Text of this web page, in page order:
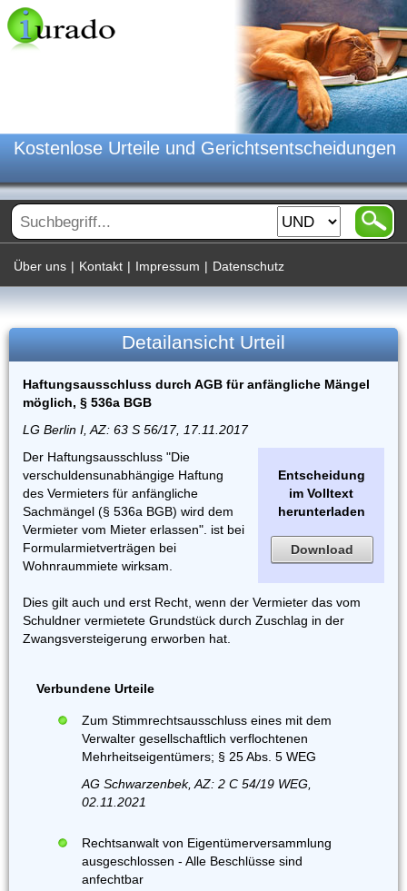
Kostenlose Urteile und Gerichtsentscheidungen
Über uns | Kontakt | Impressum | Datenschutz
Detailansicht Urteil
Haftungsausschluss durch AGB für anfängliche Mängel
möglich, § 536a BGB
LG Berlin I, AZ: 63 S 56/17, 17.11.2017
Entscheidung
im Volltext
herunterladen
Download
Der Haftungsausschluss "Die
verschuldensunabhängige Haftung
des Vermieters für anfängliche
Sachmängel (§ 536a BGB) wird dem
Vermieter vom Mieter erlassen". ist bei
Formularmietverträgen bei
Wohnraummiete wirksam.
Dies gilt auch und erst Recht, wenn der Vermieter das vom
Schuldner vermietete Grundstück durch Zuschlag in der
Zwangsversteigerung erworben hat.
Verbundene Urteile
Zum Stimmrechtsausschluss eines mit dem
Verwalter gesellschaftlich verflochtenen
Mehrheitseigentümers; § 25 Abs. 5 WEG
AG Schwarzenbek, AZ: 2 C 54/19 WEG,
02.11.2021
Rechtsanwalt von Eigentümerversammlung
ausgeschlossen - Alle Beschlüsse sind
anfechtbar